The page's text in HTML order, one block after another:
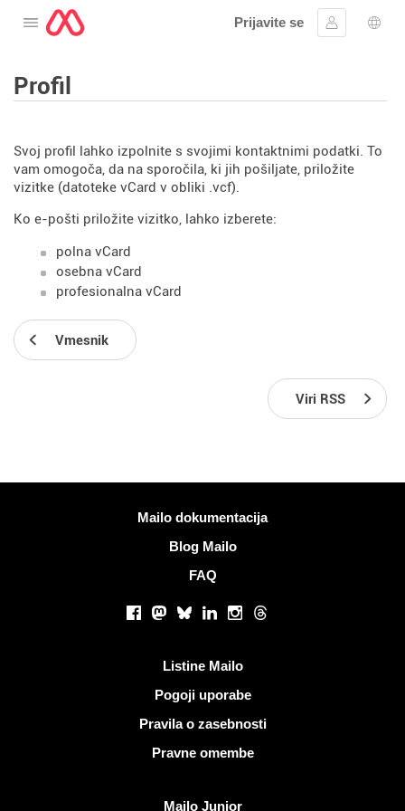
Odprite meni
Prijavite se
Vpis
Profil
Svoj profil lahko izpolnite s svojimi kontaktnimi podatki. To
vam omogoča, da na sporočila, ki jih pošiljate, priložite
vizitke (datoteke vCard v obliki .vcf).
Ko e-pošti priložite vizitko, lahko izberete:
polna vCard
osebna vCard
profesionalna vCard
Vmesnik
Viri RSS
Mailo dokumentacija
Blog Mailo
FAQ
Facebook
Mastodon
BlueskyLinkedInInstagram
Threads
Listine Mailo
Pogoji uporabe
Pravila o zasebnosti
Pravne omembe
Mailo Junior